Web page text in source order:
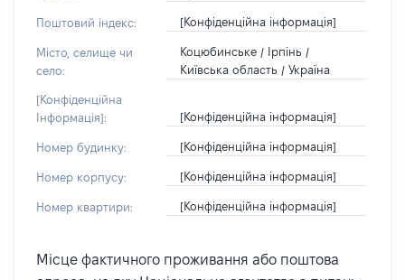
Поштовий індекс: [Конфіденційна інформація]
Місто, селище чи
село:
Коцюбинське / Ірпінь /
Київська область / Україна
[Конфіденційна
Інформація]:
[Конфіденційна інформація]
Номер будинку: [Конфіденційна інформація]
Номер корпусу: [Конфіденційна інформація]
Номер квартири: [Конфіденційна інформація]
Місце фактичного проживання або поштова